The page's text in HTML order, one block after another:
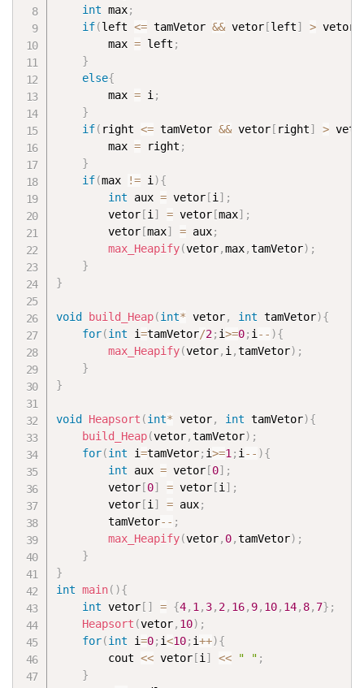
int max;
if(left <= tamVetor && vetor [left] > vetor
		max
= left ;
}
else{
		max
= i ;
}
if( right <= tamVetor && vetor [ right] >
		max
= right ;
}
if(max != i ){
int aux = vetor [i ] ;
		vetor
[i ] = vetor [max] ;
		vetor
[max] = aux;
max_Heapify(vetor,max,tamVetor) ;
}
}
void build_Heap(int* vetor, int tamVetor){
for(int i=tamVetor/2; i>=0; i -- ){
max_Heapify(vetor, i ,tamVetor) ;
}
}
void Heapsort (int* vetor, int tamVetor){
build_Heap(vetor,tamVetor) ;
for(int i=tamVetor; i>=1 ; i -- ){
int aux = vetor [0] ;
		vetor
[0] = vetor [i ] ;
		vetor
[i ] = aux;
		tamVetor
-- ;
max_Heapify(vetor, 0,tamVetor) ;
}
}
int main( ){
int vetor [ ] = {4, 1 , 3, 2, 16, 9, 10, 14, 8, 7} ;
Heapsort (vetor, 10) ;
for(int i=0; i<10; i++){
		cout
<< vetor [i ] << " " ;
}